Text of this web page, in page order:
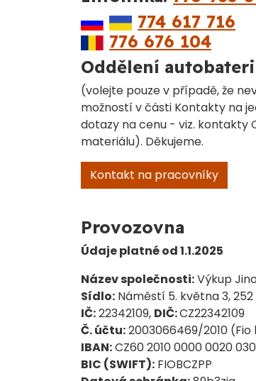
774 617 716
776 676 104
Oddělení
(volejte pouze v případě, že
možností v části Kontakty na
dotazy na cenu - viz. kontakty
materiálu). Děkujeme.
Kontakt na pracovníky
Provozovna
Údaje platné od 1.1.2025
Název společnosti:Výkup
Sídlo: Náměstí 5. května 3,
IČ:22342109, DIČ:CZ22342109
Č. účtu:2003066469/2010
IBAN:CZ60 2010 0000 0020
BIC (SWIFT): FIOBCZPP